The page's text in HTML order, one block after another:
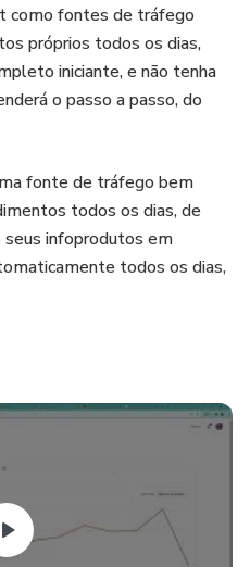
como fontes de tráfego
próprios todos os dias,
iniciante, e não tenha
o passo a passo, do
fonte de tráfego bem
todos os dias, de
infoprodutos em
todos os dias,
não tenha
aprenderá estratégias
avançadas do mercado.
suporte para suas
do mercado, pois abrange as